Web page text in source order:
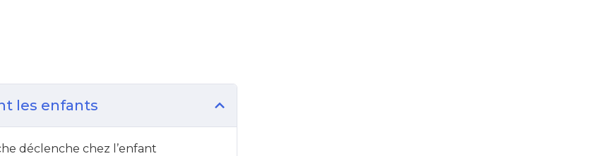
les enfants
déclenche chez l’enfant